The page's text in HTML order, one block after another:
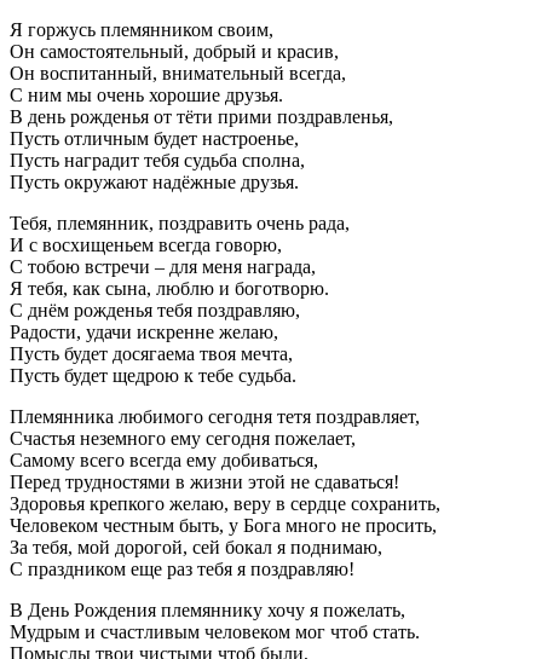
Я горжусь племянником своим,
Он самостоятельный, добрый и красив,
Он воспитанный, внимательный всегда,
С ним мы очень хорошие друзья.
В день рожденья от тёти прими поздравленья,
Пусть отличным будет настроенье,
Пусть наградит тебя судьба сполна,
Пусть окружают надёжные друзья.
Тебя, племянник, поздравить очень рада,
И с восхищеньем всегда говорю,
С тобою встречи – для меня награда,
Я тебя, как сына, люблю и боготворю.
С днём рожденья тебя поздравляю,
Радости, удачи искренне желаю,
Пусть будет досягаема твоя мечта,
Пусть будет щедрою к тебе судьба.
Племянника любимого сегодня тетя поздравляет,
Счастья неземного ему сегодня пожелает,
Самому всего всегда ему добиваться,
Перед трудностями в жизни этой не сдаваться!
Здоровья крепкого желаю, веру в сердце сохранить,
Человеком честным быть, у Бога много не просить,
За тебя, мой дорогой, сей бокал я поднимаю,
С праздником еще раз тебя я поздравляю!
В День Рождения племяннику хочу я пожелать,
Мудрым и счастливым человеком мог чтоб стать.
Помыслы твои чистыми чтоб были,